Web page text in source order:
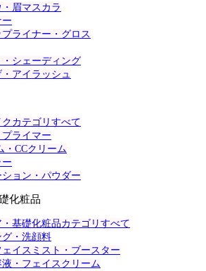
眉マスカラ
ライナー・グロス
シェーディング
アイラッシュ
カテゴリすべて
ライマー
・CCクリーム
ー
ョン・パウダー
化粧品
基礎化粧品カテゴリすべて
・洗顔料
イスミスト・ブースター
・フェイスクリーム